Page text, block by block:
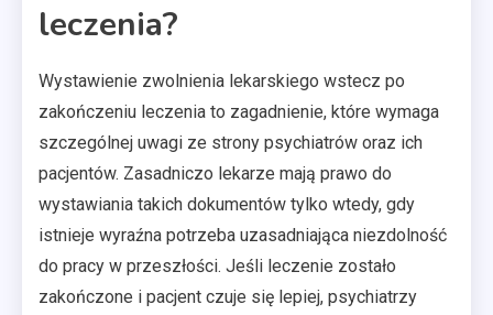
leczenia?
Wystawienie zwolnienia lekarskiego wstecz po
zakończeniu leczenia to zagadnienie, które wymaga
szczególnej uwagi ze strony psychiatrów oraz ich
pacjentów. Zasadniczo lekarze mają prawo do
wystawiania takich dokumentów tylko wtedy, gdy
istnieje wyraźna potrzeba uzasadniająca niezdolność
do pracy w przeszłości. Jeśli leczenie zostało
zakończone i pacjent czuje się lepiej, psychiatrzy